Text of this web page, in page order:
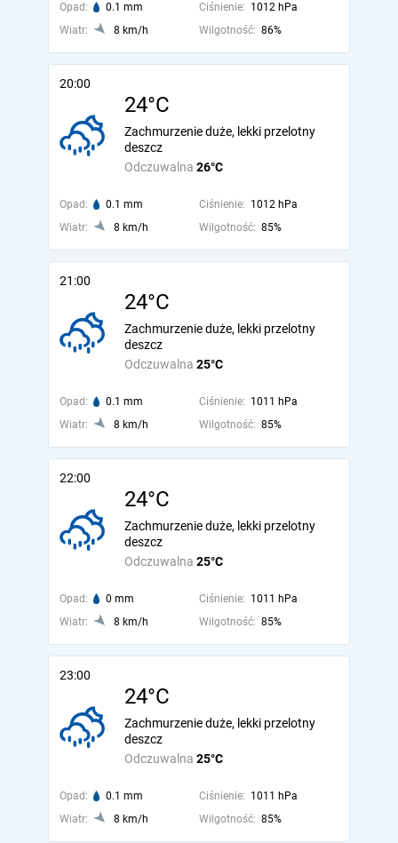
Opad: 0.1 mm Ciśnienie: 1012 hPa
Wiatr:
8 km/h Wilgotność: 86%
20:00
24°C
Odczuwalna 26°C
Zachmurzenie duże, lekki przelotny
deszcz
Opad: 0.1 mm Ciśnienie: 1012 hPa
Wiatr:
8 km/h Wilgotność: 85%
21:00
24°C
Odczuwalna 25°C
Zachmurzenie duże, lekki przelotny
deszcz
Opad: 0.1 mm Ciśnienie: 1011 hPa
Wiatr:
8 km/h Wilgotność: 85%
22:00
24°C
Odczuwalna 25°C
Zachmurzenie duże, lekki przelotny
deszcz
Opad: 0 mm Ciśnienie: 1011 hPa
Wiatr:
8 km/h Wilgotność: 85%
23:00
24°C
Odczuwalna 25°C
Zachmurzenie duże, lekki przelotny
deszcz
Opad: 0.1 mm Ciśnienie: 1011 hPa
Wiatr:
8 km/h Wilgotność: 85%